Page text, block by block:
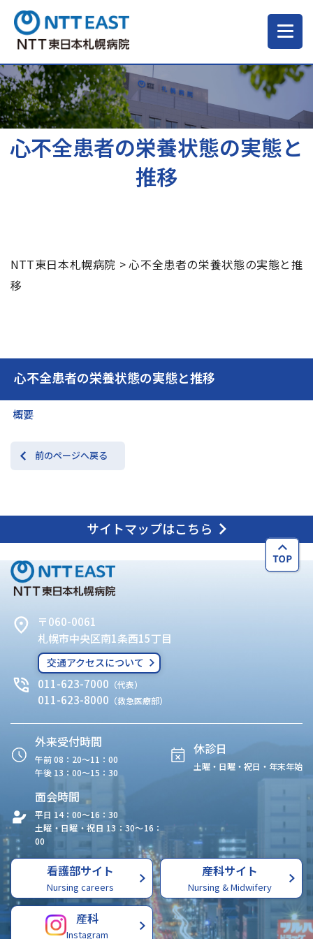
当院について
ご来院される方へ
採用情報
交通アクセス お問い合わせ
心不全患者の栄養状態の実態と推移
概要
前のページへ戻る
心不全患者の栄養状態の実態と
推移
NTT東日本札幌病院 >心不全患者の栄養状態の実態と推
移
サイトマップはこちら
〒060-0061
札幌市中央区南1条西15丁目
交通アクセスについて
011-623-7000 （代表）
011-623-8000 （救急医療部）
外来受付時間
午前 08：20〜11：00
午後 13：00〜15：30
休診日
土曜・日曜・祝日・年末年始
面会時間
平日 14：00〜16：30
土曜・日曜・祝日 13：30〜16：
00
看護部サイト
Nursing careers
産科サイト
Nursing & Midwifery
産科
Instagram